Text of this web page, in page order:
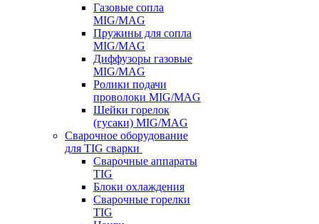
Газовые сопла
MIG/MAG
Пружины для сопла
MIG/MAG
Диффузоры газовые
MIG/MAG
Ролики подачи
проволоки MIG/MAG
Шейки горелок
(гусаки) MIG/MAG
Сварочное оборудование
для TIG сварки
Сварочные аппараты
TIG
Блоки охлаждения
Сварочные горелки
TIG